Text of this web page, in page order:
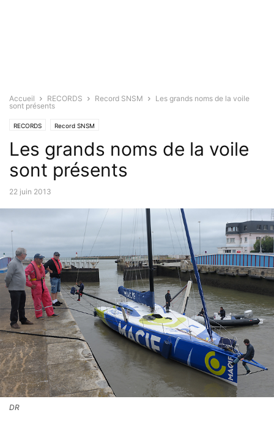
Accueil RECORDS Record SNSM
Les grands noms de la voile
sont présents
RECORDS Record SNSM
Les grands noms de la voile
sont présents
22 juin 2013
DR